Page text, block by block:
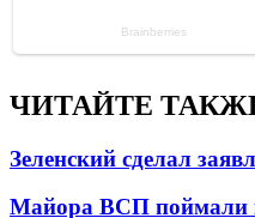
ЧИТАЙТЕ
Зеленский сделал
Майора ВСП